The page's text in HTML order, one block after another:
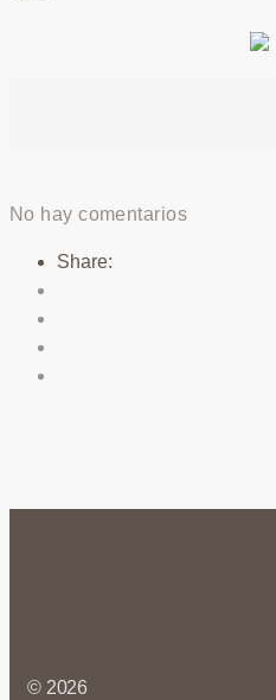
No hay comentarios
Share:
© 2026